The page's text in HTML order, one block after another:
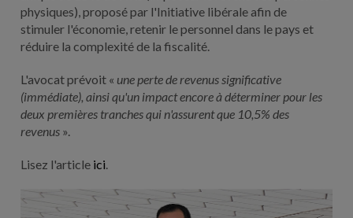
physiques), proposé par l'Initiative libérale afin de
stimuler l'économie, retenir le personnel dans le pays et
réduire la complexité de la fiscalité.
L'avocat prévoit « une perte de revenus significative
(immédiate), ainsi qu'un impact encore à déterminer pour les
deux premières tranches qui n'assurent que 10,5% des
revenus ».
Lisez l'article ici